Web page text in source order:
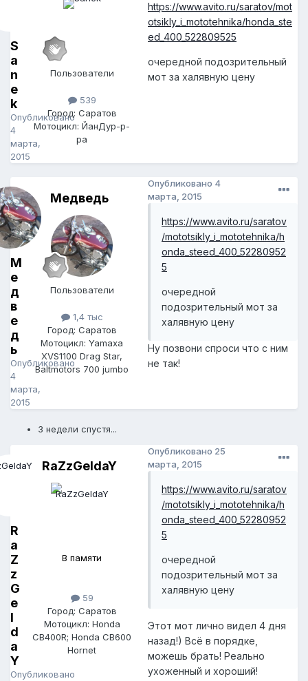
S
a
n
e
k
Опубликовано
4
марта,
2015
Пользователи
539
Город: Саратов
Мотоцикл: ЙанДур-р-
ра
https://www.avito.ru/saratov/mot
otsikly_i_mototehnika/honda_ste
ed_400_522809525
очередной подозрительный
мот за халявную цену
М
е
д
в
е
д
ь
Опубликовано
4
марта,
2015
Медведь
Пользователи
1,4 тыс
Город: Саратов
Мотоцикл: Yamaxa
XVS1100 Drag Star,
Baltmotors 700 jumbo
Опубликовано 4
марта, 2015
https://www.avito.ru/saratov
/mototsikly_i_mototehnika/h
onda_steed_400_52280952
5
очередной
подозрительный мот за
халявную цену
Ну позвони спроси что с ним
не так!
3 недели спустя...
R
a
Z
z
G
e
l
d
a
Y
Опубликовано
RaZzGeldaY
В памяти
59
Город: Саратов
Мотоцикл: Honda
CB400R; Honda CB600
Hornet
Опубликовано 25
марта, 2015
https://www.avito.ru/saratov
/mototsikly_i_mototehnika/h
onda_steed_400_52280952
5
очередной
подозрительный мот за
халявную цену
Этот мот лично видел 4 дня
назад!) Всё в порядке,
можешь брать! Реально
ухоженный и хороший!